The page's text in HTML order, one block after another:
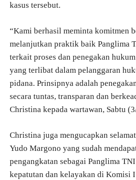
kasus tersebut.
“Kami berhasil meminta komitmen
melanjutkan praktik baik Panglima
terkait proses dan penegakan
yang terlibat dalam pelanggaran
pidana. Prinsipnya adalah
secara tuntas, transparan dan
Christina kepada wartawan, Sabtu
Christina juga mengucapkan
Yudo Margono yang sudah
pengangkatan sebagai Panglima
kepatutan dan kelayakan di Komisi